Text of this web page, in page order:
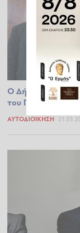
Ο Δήμαρχος
του Πολίτη
ΑΥΤΟΔΙΟΊΚΗΣΗ